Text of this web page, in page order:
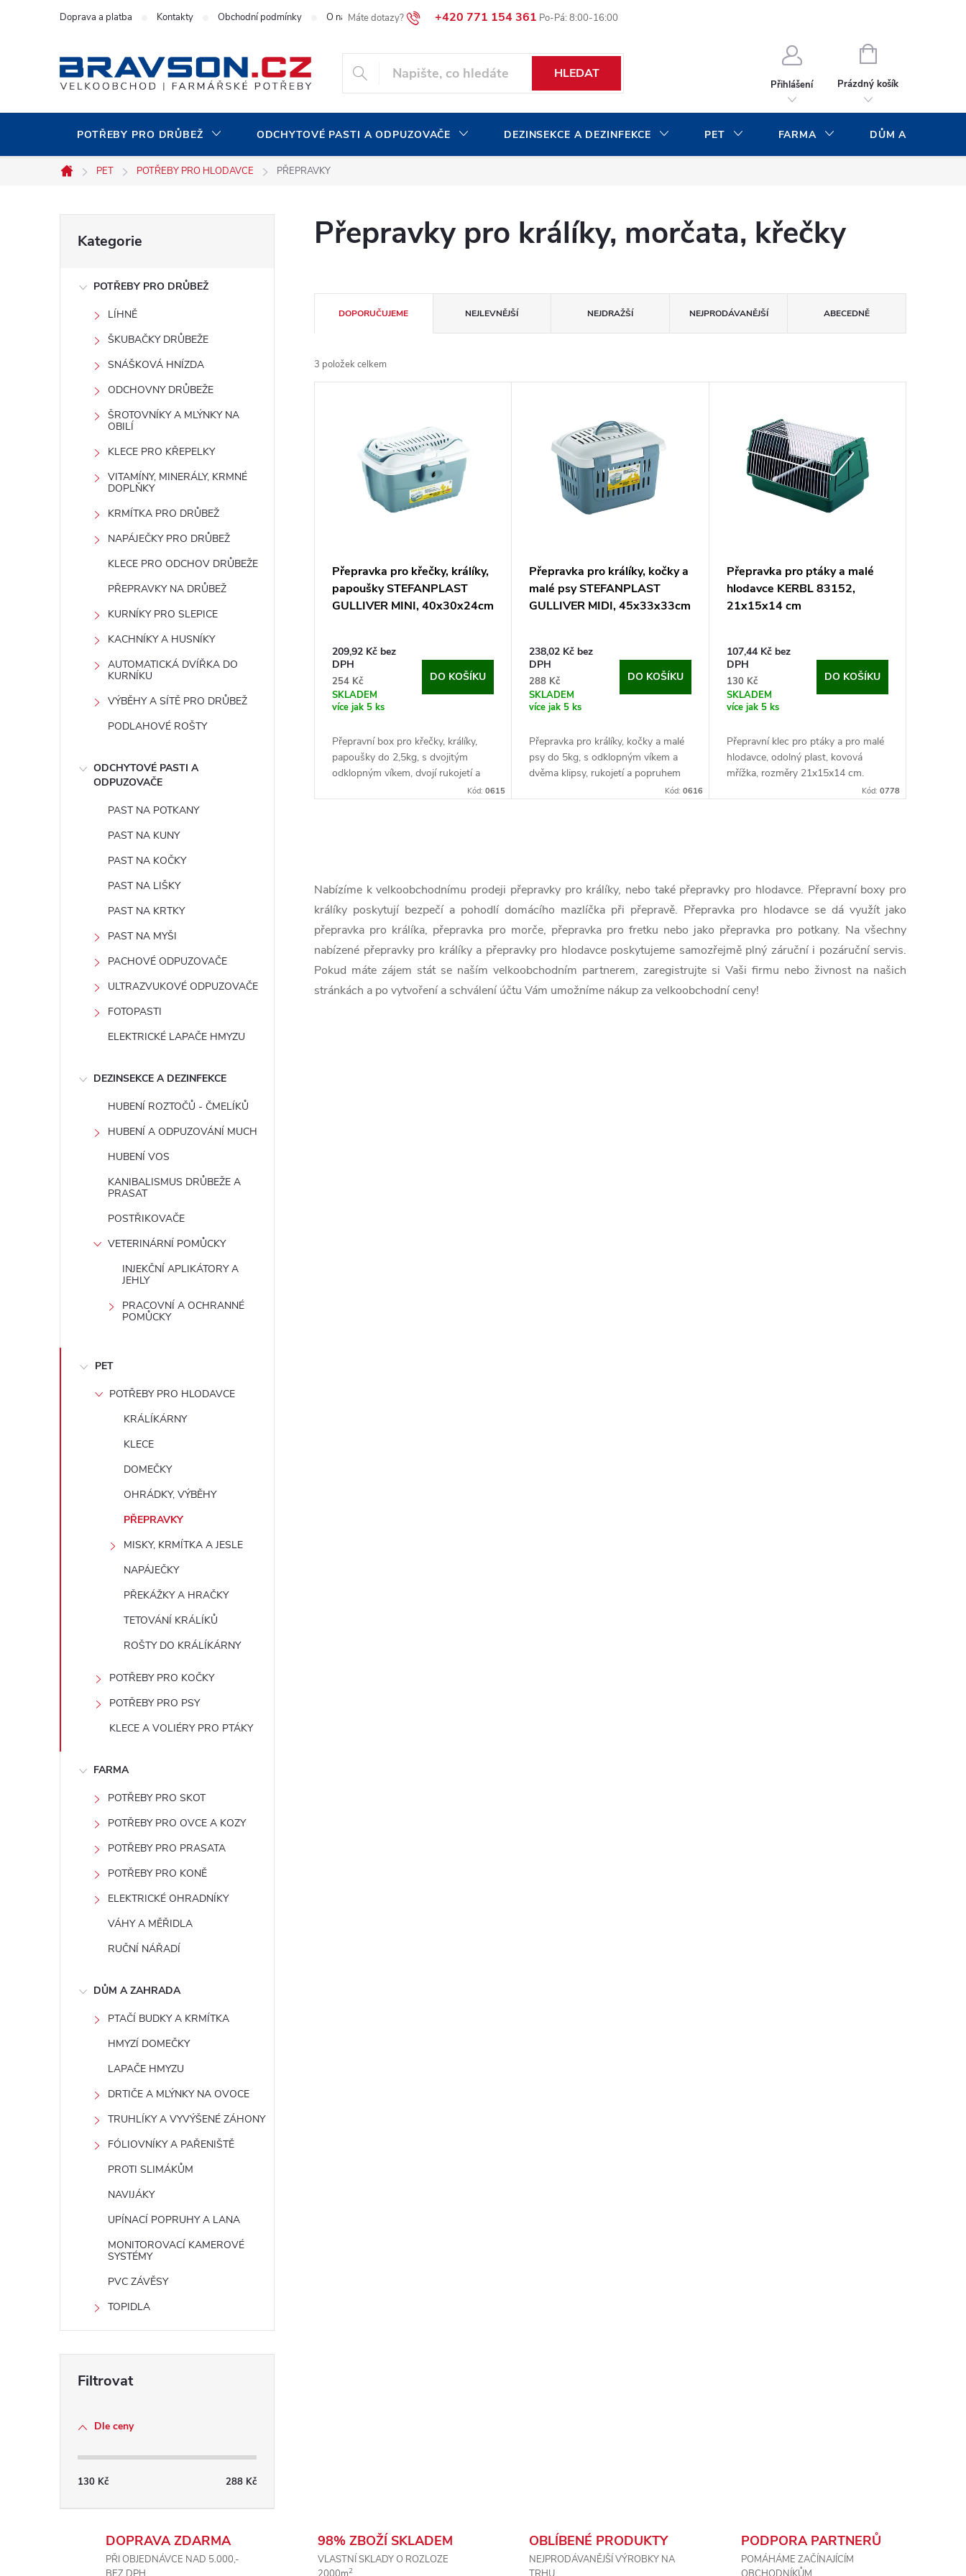
+420 771 154 361
Doprava a platba Kontakty Obchodní podmínky O naší společnosti Blog Volná pracovní místa
HLEDAT
Přihlášení
NÁKUPNÍ
Prázdný košík
POTŘEBY PRO DRŮBEŽ ODCHYTOVÉ PASTI A ODPUZOVAČE DEZINSEKCE A DEZINFEKCE PET FARMA DŮM A ZAHRADA
Domů
PET POTŘEBY PRO HLODAVCE PŘEPRAVKY
kategorie
Kategorie
POTŘEBY PRO DRŮBEŽ
LÍHNĚ
ŠKUBAČKY DRŮBEŽE
SNÁŠKOVÁ HNÍZDA
ODCHOVNY DRŮBEŽE
ŠROTOVNÍKY A MLÝNKY NA
OBILÍ
KLECE PRO KŘEPELKY
VITAMÍNY, MINERÁLY, KRMNÉ
DOPLŇKY
KRMÍTKA PRO DRŮBEŽ
NAPÁJEČKY PRO DRŮBEŽ
KLECE PRO ODCHOV DRŮBEŽE
PŘEPRAVKY NA DRŮBEŽ
KURNÍKY PRO SLEPICE
KACHNÍKY A HUSNÍKY
AUTOMATICKÁ DVÍŘKA DO
KURNÍKU
VÝBĚHY A SÍTĚ PRO DRŮBEŽ
PODLAHOVÉ ROŠTY
ODCHYTOVÉ PASTI A
ODPUZOVAČE
PAST NA POTKANY
PAST NA KUNY
PAST NA KOČKY
PAST NA LIŠKY
PAST NA KRTKY
PAST NA MYŠI
PACHOVÉ ODPUZOVAČE
ULTRAZVUKOVÉ ODPUZOVAČE
FOTOPASTI
ELEKTRICKÉ LAPAČE HMYZU
DEZINSEKCE A DEZINFEKCE
HUBENÍ ROZTOČŮ - ČMELÍKŮ
HUBENÍ A ODPUZOVÁNÍ MUCH
HUBENÍ VOS
KANIBALISMUS DRŮBEŽE A
PRASAT
POSTŘIKOVAČE
VETERINÁRNÍ POMŮCKY
INJEKČNÍ APLIKÁTORY A
JEHLY
PRACOVNÍ A OCHRANNÉ
POMŮCKY
PET
POTŘEBY PRO HLODAVCE
KRÁLÍKÁRNY
KLECE
DOMEČKY
OHRÁDKY, VÝBĚHY
PŘEPRAVKY
MISKY, KRMÍTKA A JESLE
NAPÁJEČKY
PŘEKÁŽKY A HRAČKY
TETOVÁNÍ KRÁLÍKŮ
ROŠTY DO KRÁLÍKÁRNY
POTŘEBY PRO KOČKY
POTŘEBY PRO PSY
KLECE A VOLIÉRY PRO PTÁKY
FARMA
POTŘEBY PRO SKOT
POTŘEBY PRO OVCE A KOZY
POTŘEBY PRO PRASATA
POTŘEBY PRO KONĚ
ELEKTRICKÉ OHRADNÍKY
VÁHY A MĚŘIDLA
RUČNÍ NÁŘADÍ
DŮM A ZAHRADA
PTAČÍ BUDKY A KRMÍTKA
HMYZÍ DOMEČKY
LAPAČE HMYZU
DRTIČE A MLÝNKY NA OVOCE
TRUHLÍKY A VYVÝŠENÉ ZÁHONY
FÓLIOVNÍKY A PAŘENIŠTĚ
PROTI SLIMÁKŮM
NAVIJÁKY
UPÍNACÍ POPRUHY A LANA
MONITOROVACÍ KAMEROVÉ
SYSTÉMY
PVC ZÁVĚSY
TOPIDLA
Dle ceny
130 Kč 288 Kč
Přepravky pro králíky, morčata, křečky
a
z
DOPORUČUJEME NEJLEVNĚJŠÍ NEJDRAŽŠÍ NEJPRODÁVANĚJŠÍ ABECEDNĚ
3 položek celkem
t
Přepravka pro křečky, králíky,
papoušky STEFANPLAST
GULLIVER MINI, 40x30x24cm
209,92 Kč bez
DPH
254 Kč
SKLADEM
více jak 5 ks
DO KOŠÍKU
Přepravní box pro křečky, králíky,
papoušky do 2,5kg, s dvojitým
odklopným víkem, dvojí rukojetí a
popruhem pro snadné přenášení.
Kód:0615
Přepravka pro králíky, kočky a
malé psy STEFANPLAST
GULLIVER MIDI, 45x33x33cm
238,02 Kč bez
DPH
288 Kč
SKLADEM
více jak 5 ks
DO KOŠÍKU
Přepravka pro králíky, kočky a malé
psy do 5kg, s odklopným víkem a
dvěma klipsy, rukojetí a popruhem
Kód: 0616
Přepravka pro ptáky a malé
hlodavce KERBL 83152,
21x15x14 cm
107,44 Kč bez
DPH
130 Kč
SKLADEM
více jak 5 ks
DO KOŠÍKU
Přepravní klec pro ptáky a pro malé
hlodavce, odolný plast, kovová
mřížka, rozměry 21x15x14 cm.
Pokud hledáte praktickou přepravku
Kód: 0778
v
l
á
d
a
Nabízíme k velkoobchodnímu prodeji přepravky pro králíky, nebo také přepravky pro hlodavce. Přepravní boxy pro
králíky poskytují bezpečí a pohodlí domácího mazlíčka při přepravě. Přepravka pro hlodavce se dá využít jako
přepravka pro králíka, přepravka pro morče, přepravka pro fretku nebo jako přepravka pro potkany. Na všechny
nabízené přepravky pro králíky a přepravky pro hlodavce poskytujeme samozřejmě plný záruční i pozáruční servis.
Pokud máte zájem stát se naším velkoobchodním partnerem, zaregistrujte si Vaši firmu nebo živnost na našich
stránkách a po vytvoření a schválení účtu Vám umožníme nákup za velkoobchodní ceny!
DOPRAVA ZDARMA
PŘI OBJEDNÁVCE NAD 5.000,-
98% ZBOŽÍ SKLADEM
VLASTNÍ SKLADY O ROZLOZE
2
OBLÍBENÉ PRODUKTY
NEJPRODÁVANĚJŠÍ VÝROBKY NA
PODPORA PARTNERŮ
POMÁHÁME ZAČÍNAJÍCÍM